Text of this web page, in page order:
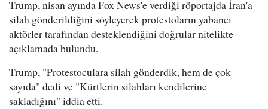
Trump, nisan ayında Fox News'e verdiği röportajda İran'a
silah gönderildiğini söyleyerek protestoların yabancı
aktörler tarafından desteklendiğini doğrular nitelikte
açıklamada bulundu.
Trump, "Protestoculara silah gönderdik, hem de çok
sayıda" dedi ve "Kürtlerin silahları kendilerine
sakladığını" iddia etti.